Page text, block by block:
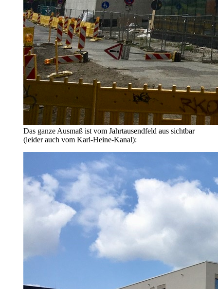
Das ganze Ausmaß ist vom Jahrtausendfeld aus sichtbar
(leider auch vom Karl-Heine-Kanal):